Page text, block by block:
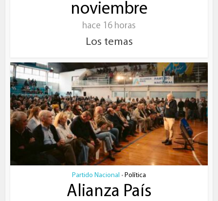
noviembre
hace 16 horas
Los temas
Partido Nacional • Política
Alianza País